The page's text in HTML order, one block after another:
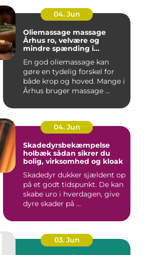
04. Jun
Oliemassage massage
Århus ro, velvære og
mindre spænding i
En god oliemassage kan
gøre en tydelig forskel for
både krop og hoved. Mange i
Århus bruger massage ...
04. Jun
Skadedyrsbekæmpelse
holbæk sådan sikrer du
bolig, virksomhed og kloak
Skadedyr dukker sjældent op
på et godt tidspunkt. De kan
skabe uro i hverdagen, give
dyre skader på ...
03. Jun